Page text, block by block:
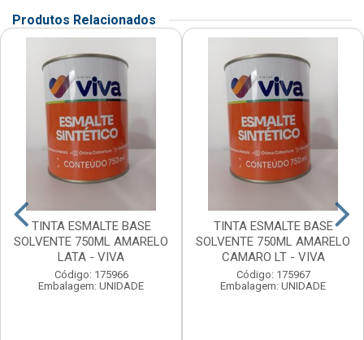
Produtos Relacionados
TINTA ESMALTE BASE
SOLVENTE 750ML AMARELO
LATA - VIVA
Código: 175966
Embalagem: UNIDADE
TINTA ESMALTE BASE
SOLVENTE 750ML AMARELO
CAMARO LT - VIVA
Código: 175967
Embalagem: UNIDADE